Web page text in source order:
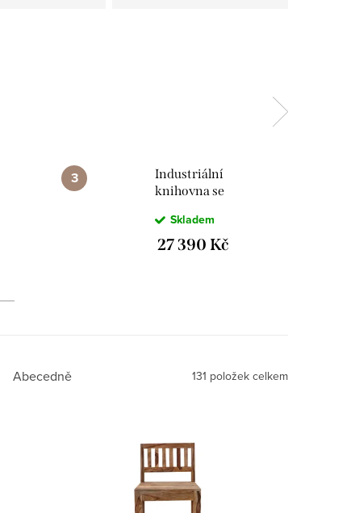
Industriální
knihovna se
130x55x213 z
masivu manga
Skladem
27 390 Kč
Abecedně 131 položek celkem